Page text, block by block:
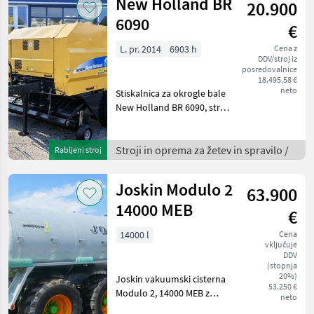
Rabljeni stroj
6090
20.900
€
Cena z
DDV/stroj iz
posredovalnice
18.495,58 €
neto
L. pr. 2014 6903 h
Stiskalnica za okrogle bale
New Holland BR 6090, stroj
rotor s 15 noži, udoben
sistem upravljanja Bale
Stroji in oprema za žetev in spravilo /
Joskin Modulo 2
14000 MEB
63.900
€
Cena
vključuje
DDV
(stopnja
20%)
53.250 €
neto
14000 l
Joskin vakuumski cisterna
Modulo 2, 14000 MEB z